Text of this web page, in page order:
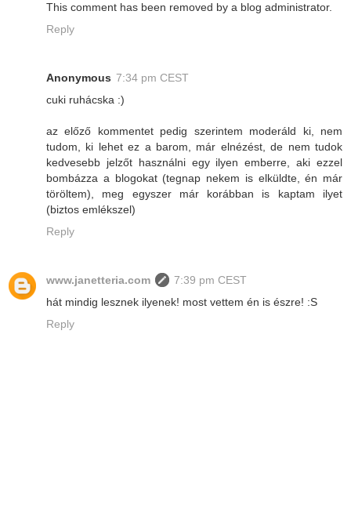
This comment has been removed by a blog administrator.
Reply
Anonymous 7:34 pm CEST
cuki ruhácska :)
az előző kommentet pedig szerintem moderáld ki, nem
tudom, ki lehet ez a barom, már elnézést, de nem tudok
kedvesebb jelzőt használni egy ilyen emberre, aki ezzel
bombázza a blogokat (tegnap nekem is elküldte, én már
töröltem), meg egyszer már korábban is kaptam ilyet
(biztos emlékszel)
Reply
www.janetteria.com
7:39 pm CEST
hát mindig lesznek ilyenek! most vettem én is észre! :S
Reply